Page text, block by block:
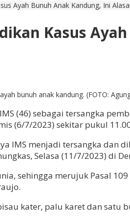
Ayah Bunuh Anak Kandung, Ini
Kasus
bunuh anak kandung. (FOTO:
(46) sebagai tersangka
(6/7/2023) sekitar pukul
IMS menjadi tersangka dan
Selasa (11/7/2023) di
sehingga merujuk Pasal
kater, palu karet dan